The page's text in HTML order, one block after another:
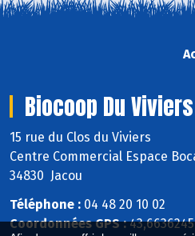
Biocoop Du Viviers
15 rue du Clos du Viviers
Centre Commercial Espace
34830 Jacou
Téléphone : 04 48 20 10 02
Coordonnées GPS :